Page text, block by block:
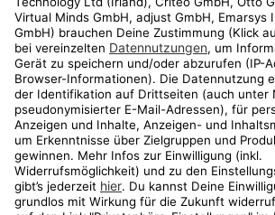
Shop
Aktionen
Travel